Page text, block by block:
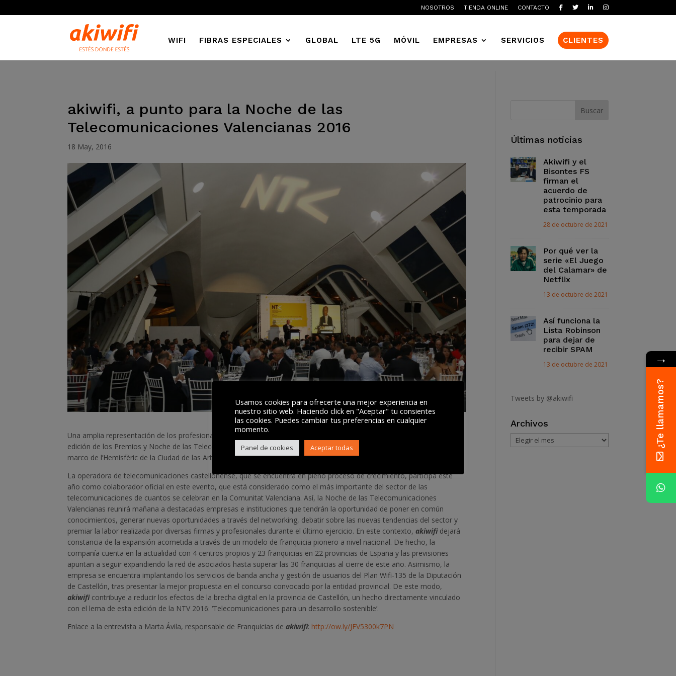
NOSOTROS TIENDA ONLINE CONTACTO
WIFI FIBRAS ESPECIALES GLOBAL LTE 5G MÓVIL EMPRESAS SERVICIOS CLIENTES
akiwifi, a punto para la Noche de las
Telecomunicaciones Valencianas 2016
18 May, 2016
Una amplia representación de los profesionales que forman parte del equipo de
edición de los Premios y Noche de las Telecomunicaciones Valencianas
(NTV 2016), que se celebrará en el emblemático
marco de l’Hemisfèric de la Ciudad de las Artes y las Ciencias de Valencia.
La operadora de telecomunicaciones castellonense, que se encuentra en pleno proceso de crecimiento, participa este
año como colaborador oficial en este evento, que está considerado como el más importante del sector de las
telecomunicaciones de cuantos se celebran en la Comunitat Valenciana. Así, la Noche de las Telecomunicaciones
Valencianas reunirá mañana a destacadas empresas e instituciones que tendrán la oportunidad de poner en común
conocimientos, generar nuevas oportunidades a través del networking, debatir sobre las nuevas tendencias del sector y
premiar la labor realizada por diversas firmas y profesionales durante el último ejercicio. En este contexto,akiwifidejará
constancia de la expansión acometida a través de un modelo de franquicia pionero a nivel nacional. De hecho, la
compañía cuenta en la actualidad con 4 centros propios y 23 franquicias en 22 provincias de España y las previsiones
apuntan a seguir expandiendo la red de asociados hasta superar las 30 franquicias al cierre de este año. Asimismo, la
empresa se encuentra implantando los servicios de banda ancha y gestión de usuarios del Plan Wifi-135 de la Diputación
de Castellón, tras presentar la mejor propuesta en el concurso convocado por la entidad provincial. De este modo,
akiwifi contribuye a reducir los efectos de la brecha digital en la provincia de Castellón, un hecho directamente vinculado
con el lema de esta edición de la NTV 2016: ‘Telecomunicaciones para un desarrollo sostenible’.
Enlace a la entrevista a Marta Ávila, responsable de Franquicias deakiwifi: http://ow.ly/JFV5300k7PN
Últimas noticias
Akiwifi y el
Bisontes FS
firman el
acuerdo de
patrocinio para
esta temporada
28 de octubre de 2021
Por qué ver la
serie «El Juego
del Calamar» de
Netflix
13 de octubre de 2021
Así funciona la
Lista Robinson
para dejar de
recibir SPAM
13 de octubre de 2021
Tweets by @akiwifi
Archivos
Archivos
Usamos cookies para ofrecerte una mejor experiencia en
nuestro sitio web. Haciendo click en "Aceptar" tu consientes
las cookies. Puedes cambiar tus preferencias en cualquier
momento.
Panel de cookies Aceptar todas
→
¿Te llamamos?